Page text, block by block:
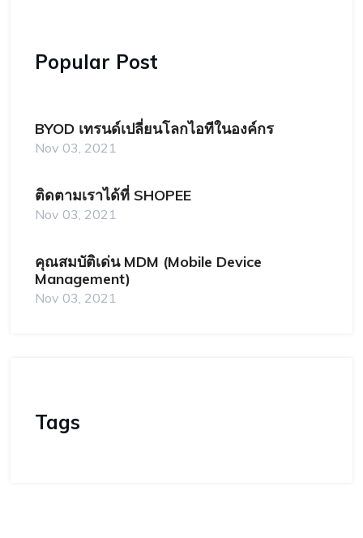
Popular Post
BYOD เทรนด์เปลี่ยนโลกไอทีในองค์กร
Nov 03, 2021
ติดตามเราได้ที่ SHOPEE
Nov 03, 2021
คุณสมบัติเด่น MDM (Mobile Device
Management)
Nov 03, 2021
Tags